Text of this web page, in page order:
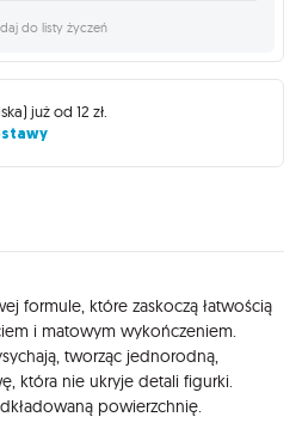
do listy życzeń
) już od 12 zł.
formule, które zaskoczą łatwością
i matowym wykończeniem.
tworząc jednorodną,
która nie ukryje detali figurki.
powierzchnię.